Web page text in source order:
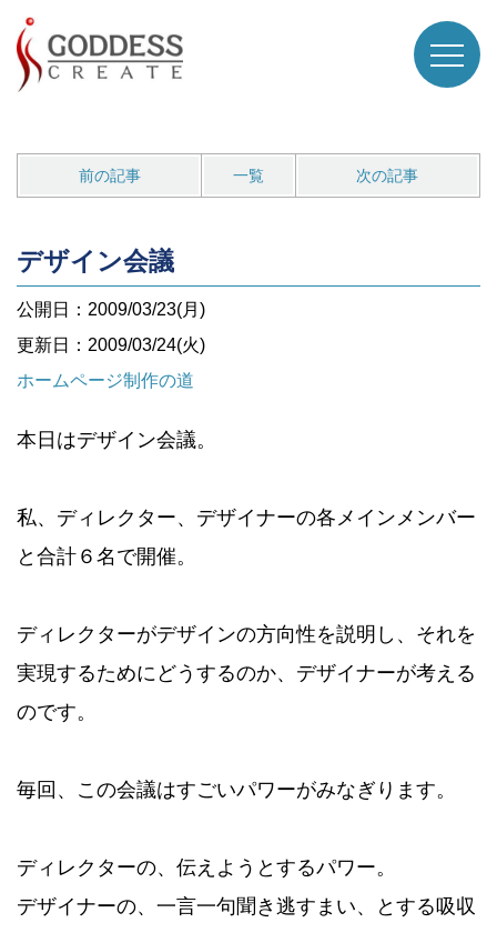
前の記事 一覧 次の記事
デザイン会議
公開日：2009/03/23(月)
更新日：2009/03/24(火)
ホームページ制作の道
本日はデザイン会議。
私、ディレクター、デザイナーの各メインメンバー
と合計６名で開催。
ディレクターがデザインの方向性を説明し、それを
実現するためにどうするのか、デザイナーが考える
のです。
毎回、この会議はすごいパワーがみなぎります。
ディレクターの、伝えようとするパワー。
デザイナーの、一言一句聞き逃すまい、とする吸収